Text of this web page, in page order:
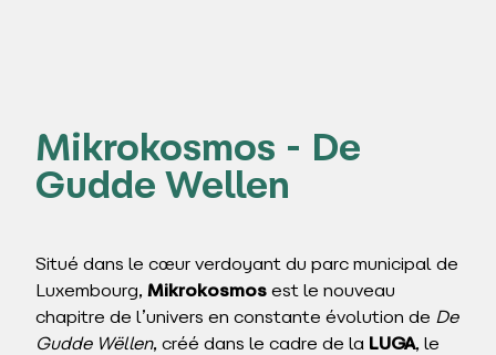
Mikrokosmos - De
Gudde Wellen
Situé dans le cœur verdoyant du parc municipal de
Luxembourg, Mikrokosmos est le nouveau
chapitre de l’univers en constante évolution de De
Gudde Wëllen, créé dans le cadre de la LUGA, le